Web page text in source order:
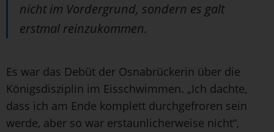
nicht im Vordergrund, sondern es galt
erstmal reinzukommen.
Es war das Debüt der Osnabrückerin über die
Königsdisziplin im Eisschwimmen. „Ich dachte,
dass ich am Ende komplett durchgefroren sein
werde, aber so war erstaunlicherweise nicht“,